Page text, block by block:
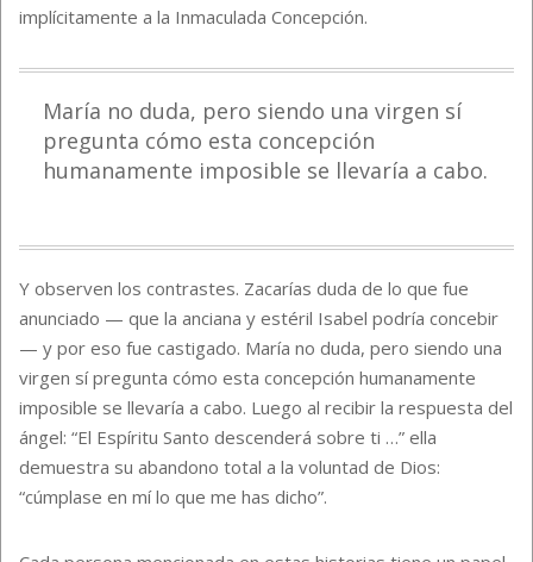
implícitamente a la Inmaculada Concepción.
María no duda, pero siendo una virgen sí
pregunta cómo esta concepción
humanamente imposible se llevaría a cabo.
Y observen los contrastes. Zacarías duda de lo que fue
anunciado — que la anciana y estéril Isabel podría concebir
— y por eso fue castigado. María no duda, pero siendo una
virgen sí pregunta cómo esta concepción humanamente
imposible se llevaría a cabo. Luego al recibir la respuesta del
ángel: “El Espíritu Santo descenderá sobre ti …” ella
demuestra su abandono total a la voluntad de Dios:
“cúmplase en mí lo que me has dicho”.